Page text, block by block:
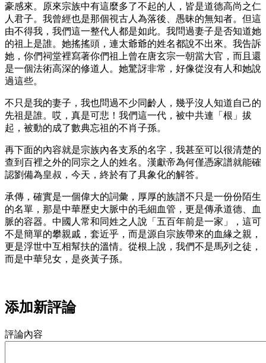
豪感來。原來宗族中有這麼多了不起的人，皆是道德高尚之仁
人君子。我曾經也是那個視古人為落後、愚昧的無知者。但這
由不得我，我們這一整代人都是如此。我問過妻子是否知道她
的祖上是誰。她搖搖頭，連太爺爺的姓名都說不出來。我告訴
她，你們祠堂裡寫著你們祖上曾在唐玄宗一朝當大官，而且還
是一個法術高深的修道人。她驚訝非常，好像從沒有人和她說
過這些。
不只是我的妻子，我也問過不少同齡人，幾乎沒人知道自己的
先祖是誰。哎，真是可悲！我們這一代，被中共連「根」拔
起，被動的成了數典忘祖的不肖子孫。
再下面的內容就是宗族內各支系的名字，我甚至可以很清楚的
查到百裡之外的同宗之人的姓名。漢獻帝為何僅憑家譜就能確
認劉備為皇叔，今天，終於有了具象化的解答。
承傳，確實是一個偉大的詞彙，厚厚的族譜不只是一份份陌生
的名單，那是中華歷史大脈中的毛細血管，更是傳承道德、血
脈的容器。中國人常和同姓之人說「五百年前是一家」，這可
不是簡單的攀親戚，套近乎，而是源自宗族帶來的血緣之親，
更是浮世中互相幫扶的溫情。從根上說，我們不是馬列之徒，
而是中華兒女，是炎黃子孫。
添加新評論
評論內容